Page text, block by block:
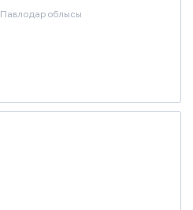
Павлодар облысы